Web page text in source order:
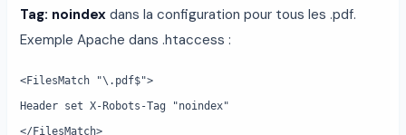
Tag: noindex dans la configuration pour tous les .pdf.
Exemple Apache dans .htaccess :
<FilesMatch "\.pdf$">
Header set X-Robots-Tag "noindex"
</FilesMatch>